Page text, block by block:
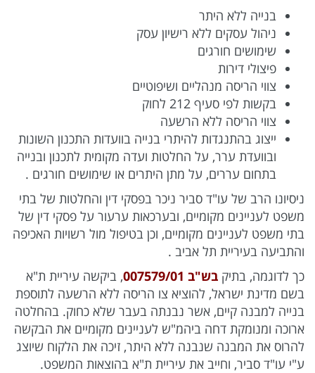
בנייה ללא היתר
ניהול עסקים ללא רישיון עסק
שימושים חורגים
פיצולי דירות
צווי הריסה מנהליים ושיפוטיים
בקשות לפי סעיף 212 לחוק
צווי הריסה ללא הרשעה
ייצוג בהתנגדות להיתרי בנייה בוועדות התכנון השונות
ובוועדת ערר, על החלטות ועדה מקומית לתכנון ובנייה
בתחום עררים, על מתן היתרים או שימושים חורגים .
ניסיונו הרב של עו"ד סביר ניכר בפסקי דין והחלטות של בתי
משפט לעניינים מקומיים, ובערכאות ערעור על פסקי דין של
בתי משפט לעניינים מקומיים, וכן בטיפול מול רשויות האכיפה
והתביעה בעיריית תל אביב .
כך לדוגמה, בתיק בש"ב 007579/01
, ביקשה עיריית ת"א
בשם מדינת ישראל, להוציא צו הריסה ללא הרשעה לתוספת
בנייה למבנה קיים, אשר נבנתה בעבר שלא כחוק. בהחלטה
ארוכה ומנומקת דחה ביהמ"ש לעניינים מקומיים את הבקשה
להרוס את המבנה שנבנה ללא היתר, זיכה את הלקוח שיוצג
ע"י עו"ד סביר, וחייב את עיריית ת"א בהוצאות המשפט.